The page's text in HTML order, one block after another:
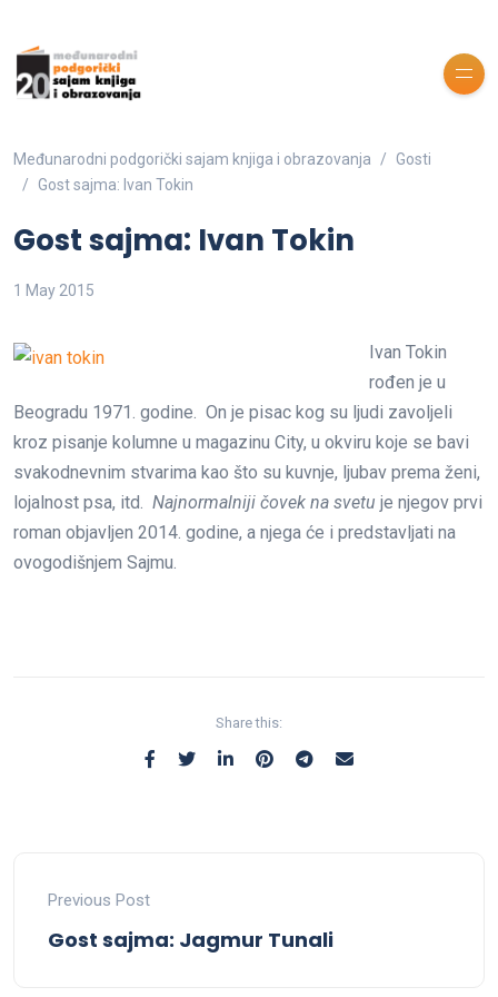
Međunarodni podgorički sajam knjiga i obrazovanja
Gosti
Gost sajma: Ivan Tokin
Gost sajma: Ivan Tokin
1 May 2015
Ivan Tokin
rođen je u
Beogradu 1971. godine. On je pisac kog su ljudi zavoljeli
kroz pisanje kolumne u magazinu City, u okviru koje se bavi
svakodnevnim stvarima kao što su kuvnje, ljubav prema ženi,
lojalnost psa, itd. Najnormalniji čovek na svetu je njegov prvi
roman objavljen 2014. godine, a njega će i predstavljati na
ovogodišnjem Sajmu.
Share this:
Previous Post
Gost sajma: Jagmur Tunali